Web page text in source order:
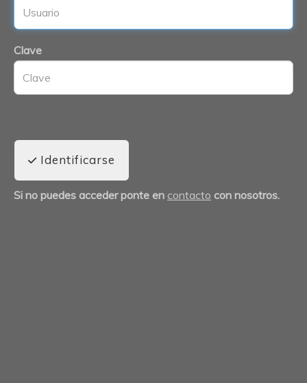
Clave
Identificarse
Si no puedes acceder ponte en contacto con nosotros.